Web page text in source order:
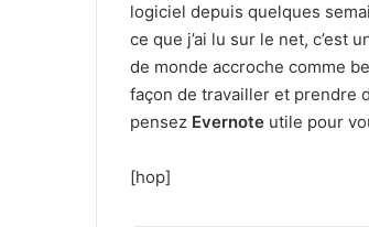
logiciel depuis quelques
ce que j’ai lu sur le net, c’est
de monde accroche comme
façon de travailler et prendre
pensez Evernote utile pour
[hop]